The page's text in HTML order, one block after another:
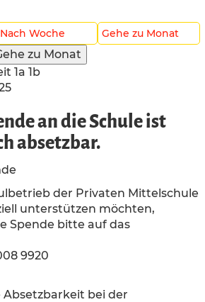
Nach Woche Gehe zu Monat
zu Monat
1a 1b
an die Schule ist
absetzbar.
der Privaten Mittelschule
unterstützen möchten,
Spende bitte auf das
9920
Absetzbarkeit bei der